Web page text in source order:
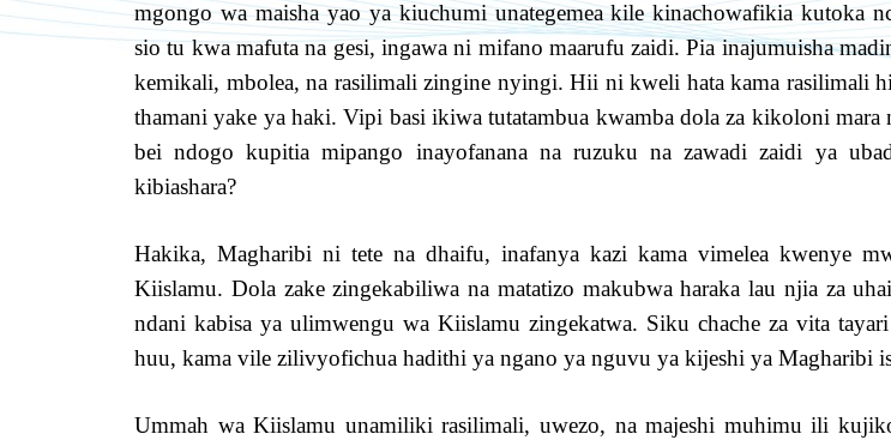
mgongo wa maisha yao ya kiuchumi unategemea kile kinachowafikia kutoka
sio tu kwa mafuta na gesi, ingawa ni mifano maarufu zaidi. Pia inajumuisha
kemikali, mbolea, na rasilimali zingine nyingi. Hii ni kweli hata kama rasilimali
thamani yake ya haki. Vipi basi ikiwa tutatambua kwamba dola za kikoloni
bei ndogo kupitia mipango inayofanana na ruzuku na zawadi zaidi ya
kibiashara?
Hakika, Magharibi ni tete na dhaifu, inafanya kazi kama vimelea kwenye
Kiislamu. Dola zake zingekabiliwa na matatizo makubwa haraka lau njia za
ndani kabisa ya ulimwengu wa Kiislamu zingekatwa. Siku chache za vita
huu, kama vile zilivyofichua hadithi ya ngano ya nguvu ya kijeshi ya Magharibi
Ummah wa Kiislamu unamiliki rasilimali, uwezo, na majeshi muhimu ili